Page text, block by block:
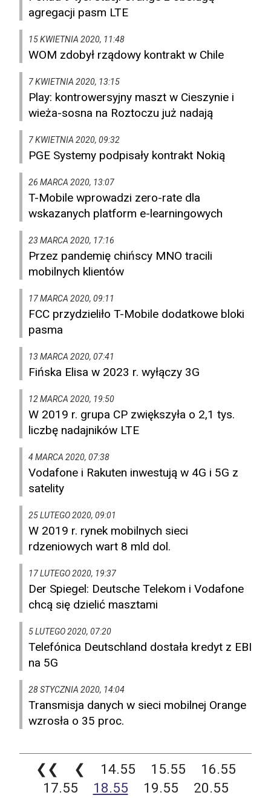
agregacji pasm LTE
15 KWIETNIA 2020, 11:48
WOM zdobył rządowy kontrakt w Chile
7 KWIETNIA 2020, 13:15
Play: kontrowersyjny maszt w Cieszynie i
wieża-sosna na Roztoczu już nadają
7 KWIETNIA 2020, 09:32
PGE Systemy podpisały kontrakt Nokią
26 MARCA 2020, 13:07
T-Mobile wprowadzi zero-rate dla
wskazanych platform e-learningowych
23 MARCA 2020, 17:16
Przez pandemię chińscy MNO tracili
mobilnych klientów
17 MARCA 2020, 09:11
FCC przydzieliło T-Mobile dodatkowe bloki
pasma
13 MARCA 2020, 07:41
Fińska Elisa w 2023 r. wyłączy 3G
12 MARCA 2020, 19:50
W 2019 r. grupa CP zwiększyła o 2,1 tys.
liczbę nadajników LTE
4 MARCA 2020, 07:38
Vodafone i Rakuten inwestują w 4G i 5G z
satelity
25 LUTEGO 2020, 09:01
W 2019 r. rynek mobilnych sieci
rdzeniowych wart 8 mld dol.
17 LUTEGO 2020, 19:37
Der Spiegel: Deutsche Telekom i Vodafone
chcą się dzielić masztami
5 LUTEGO 2020, 07:20
Telefónica Deutschland dostała kredyt z EBI
na 5G
28 STYCZNIA 2020, 14:04
Transmisja danych w sieci mobilnej Orange
wzrosła o 35 proc.
❮❮ ❮ 14.55 15.55
16.55
17.55
18.55 19.55
20.55